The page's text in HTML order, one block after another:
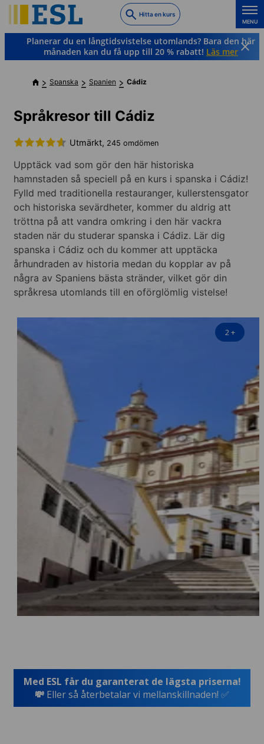
to
main
content
Hitta en kurs
MENU
Planerar du en långtidsvistelse utomlands? Bara den här
månaden kan du få upp till 20 % rabatt! Läs mer
Spanska Spanien Cádiz
Språkresor till Cádiz
Utmärkt, 245 omdömen
Upptäck vad som gör den här historiska
hamnstaden så speciell på en kurs i spanska i Cádiz!
Fylld med traditionella restauranger, kullerstensgator
och historiska sevärdheter, kommer du aldrig att
tröttna på att vandra omkring i den här vackra
staden när du studerar spanska i Cádiz. Lär dig
spanska i Cádiz och du kommer att upptäcka
århundraden av historia medan du kopplar av på
några av Spaniens bästa stränder, vilket gör din
språkresa utomlands till en oförglömlig vistelse!
2+
Med ESL får du garanterat de lägsta priserna!
💸 Eller så återbetalar vi mellanskillnaden! ✅